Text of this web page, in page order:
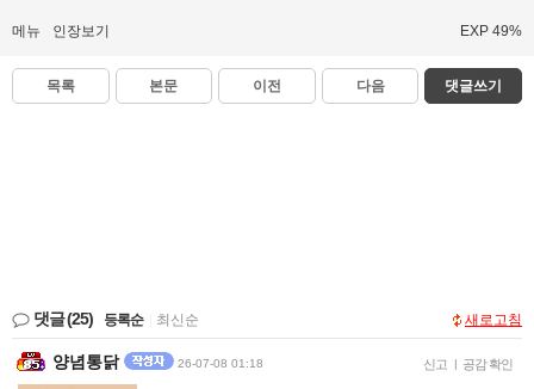
메뉴 인장보기 EXP 49%
목록 본문 이전 다음 댓글쓰기
댓글(25) 등록순 최신순 새로고침
양념통닭 26-07-08 01:18 신고 | 공감 확인